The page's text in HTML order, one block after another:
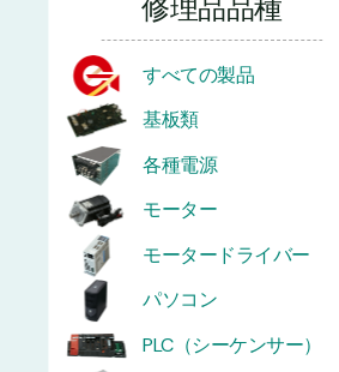
修理品品種
すべての製品
基板類
各種電源
モーター
モータードライバー
パソコン
PLC（シーケンサー）